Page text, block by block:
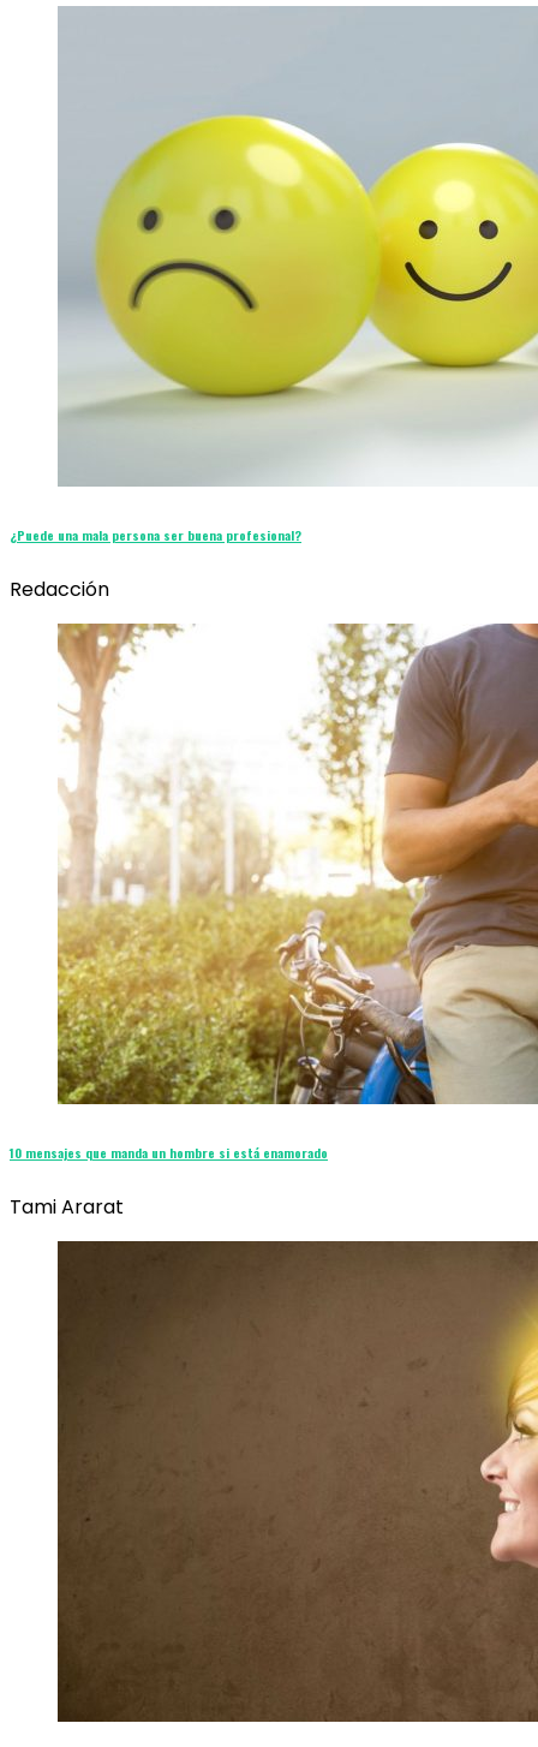
¿Puede una mala persona ser buena profesional?
Redacción
10 mensajes que manda un hombre si está enamorado
Tami Ararat